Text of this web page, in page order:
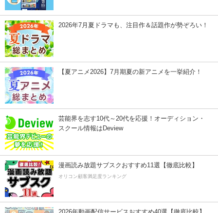
2026年7月夏ドラマも、注目作＆話題作が勢ぞろい！
【夏アニメ2026】7月期夏の新アニメを一挙紹介！
芸能界を志す10代～20代を応援！オーディション・
スクール情報はDeview
漫画読み放題サブスクおすすめ11選【徹底比較】
オリコン顧客満足度ランキング
2026年動画配信サービスおすすめ40選【徹底比較】